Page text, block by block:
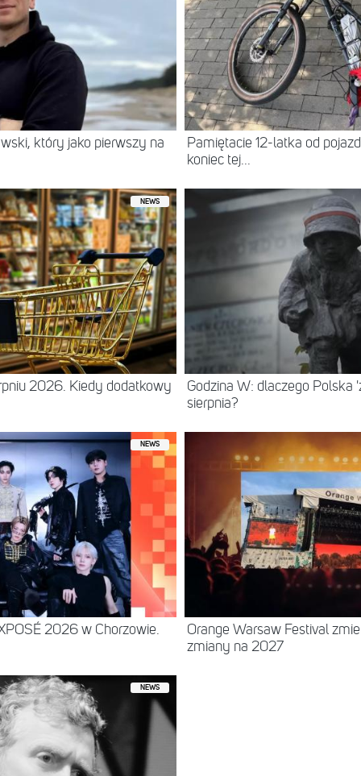
który jako pierwszy na
Pamiętacie 12-latka od
koniec tej...
NEWS
2026. Kiedy dodatkowy
Godzina W: dlaczego Polska
sierpnia?
NEWS
2026 w Chorzowie.
Orange Warsaw Festival
zmiany na 2027
NEWS